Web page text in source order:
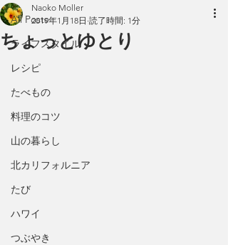
All Posts
ライフスタイル
レシピ
たべもの
料理のコツ
山の暮らし
北カリフォルニア
たび
ハワイ
つぶやき
ちょっとゆとり
Naoko Moller
2019年1月18日 読了時間: 1分